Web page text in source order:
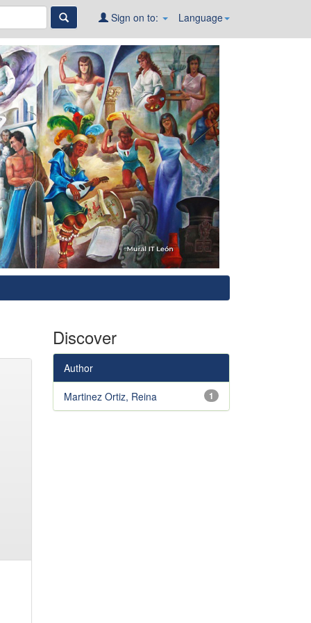
Language
Sign on to:
Discover
Author
1
Martinez Ortiz, Reina